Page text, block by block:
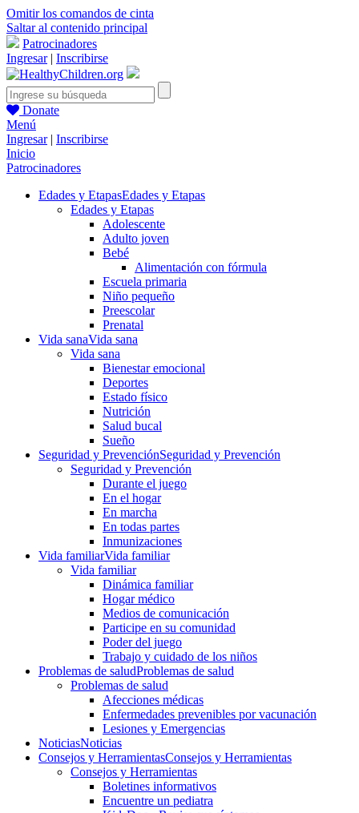
Omitir los comandos de cinta
Saltar al contenido principal
Patrocinadores
Ingresar| Inscribirse
Donate
Menú
Ingresar| Inscribirse
Inicio
Patrocinadores
Edades y EtapasEdades y Etapas
Edades y Etapas
Adolescente
Adulto joven
Bebé
Alimentación con fórmula
Escuela primaria
Niño pequeño
Preescolar
Prenatal
Vida sanaVida sana
Vida sana
Bienestar emocional
Deportes
Estado físico
Nutrición
Salud bucal
Sueño
Seguridad y PrevenciónSeguridad y Prevención
Seguridad y Prevención
Durante el juego
En el hogar
En marcha
En todas partes
Inmunizaciones
Vida familiarVida familiar
Vida familiar
Dinámica familiar
Hogar médico
Medios de comunicación
Participe en su comunidad
Poder del juego
Trabajo y cuidado de los niños
Problemas de saludProblemas de salud
Problemas de salud
Afecciones médicas
Enfermedades prevenibles por vacunación
Lesiones y Emergencias
NoticiasNoticias
Consejos y HerramientasConsejos y Herramientas
Consejos y Herramientas
Boletines informativos
Encuentre un pediatra